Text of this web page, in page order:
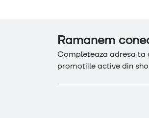
Ramanem
Completeaza adresa ta
promotiile active din